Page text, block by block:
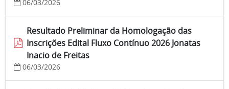
06/03/2026
Resultado Preliminar da Homologação das
Inscrições Edital Fluxo Contínuo 2026 Jonatas
Inacio de Freitas
06/03/2026